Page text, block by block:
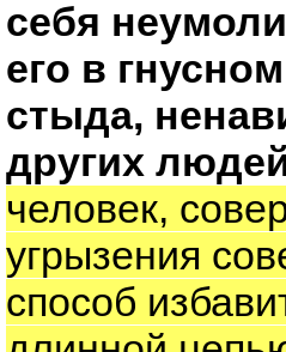
себя
его в
стыда,
других
человек,
угрызения
способ